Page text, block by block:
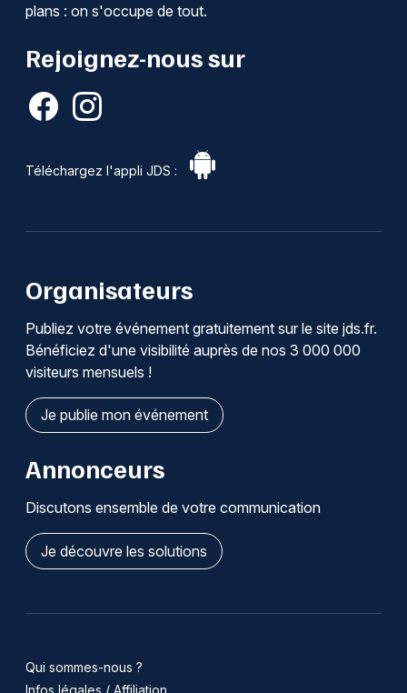
plans : on s'occupe de tout.
Rejoignez-nous sur
Téléchargez l'appli JDS :
Organisateurs
Publiez votre événement gratuitement sur le site jds.fr.
Bénéficiez d'une visibilité auprès de nos 3 000 000
visiteurs mensuels !
Je publie mon événement
Annonceurs
Discutons ensemble de votre communication
Je découvre les solutions
Qui sommes-nous ?
Infos légales / Affiliation